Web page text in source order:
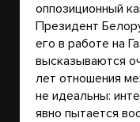
оппозиционный
Президент
его в работе на
высказываются
лет отношения
не идеальны:
явно пытается